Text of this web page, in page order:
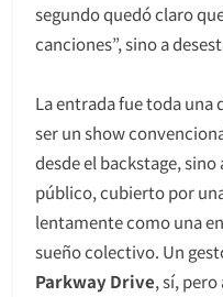
segundo quedó claro
canciones”, sino a
La entrada fue toda una
ser un show
desde el backstage,
público, cubierto por
lentamente como una
sueño colectivo. Un
Parkway Drive, sí,